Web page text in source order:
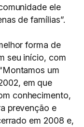
ele
de famílias”.
forma de
seu início, com
um
em que
conhecimento,
prevenção e
em 2008 e,